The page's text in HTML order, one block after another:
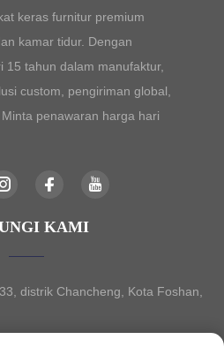
keras furnitur premium
kamar tidur. Dengan
15 tahun dalam manufaktur,
custom, pengiriman global,
penawaran harga hari
KAMI
distrik Chancheng, Kota Foshan,